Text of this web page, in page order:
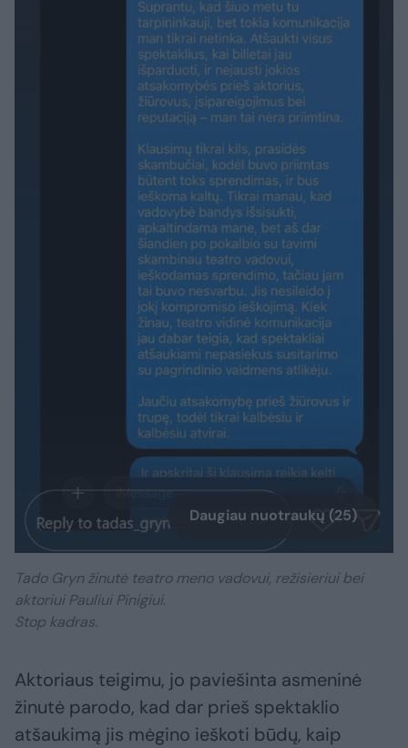
Daugiau nuotraukų (25)
Tado Gryn žinutė teatro meno vadovui, režisieriui bei
aktoriui Pauliui Pinigiui.
Stop kadras.
Aktoriaus teigimu, jo paviešinta asmeninė
žinutė parodo, kad dar prieš spektaklio
atšaukimą jis mėgino ieškoti būdų, kaip